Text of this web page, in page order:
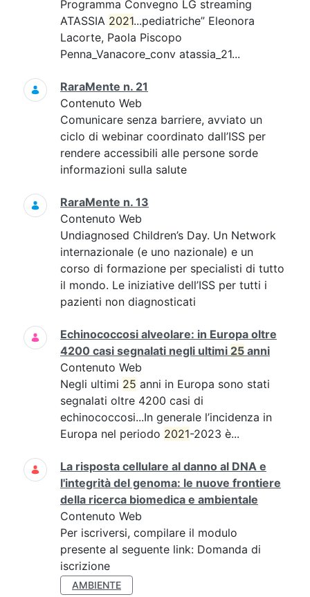
Programma Convegno LG streaming
ATASSIA 2021...pediatriche” Eleonora
Lacorte, Paola Piscopo
Penna_Vanacore_conv atassia_21...
RaraMente n. 21
Contenuto Web
Comunicare senza barriere, avviato un
ciclo di webinar coordinato dall’ISS per
rendere accessibili alle persone sorde
informazioni sulla salute
RaraMente n. 13
Contenuto Web
Undiagnosed Children’s Day. Un Network
internazionale (e uno nazionale) e un
corso di formazione per specialisti di tutto
il mondo. Le iniziative dell’ISS per tutti i
pazienti non diagnosticati
Echinococcosi alveolare: in Europa oltre
4200 casi segnalati negli ultimi 25 anni
Contenuto Web
Negli ultimi 25 anni in Europa sono stati
segnalati oltre 4200 casi di
echinococcosi...In generale l’incidenza in
Europa nel periodo 2021-2023 è...
La risposta cellulare al danno al DNA e
l'integrità del genoma: le nuove frontiere
della ricerca biomedica e ambientale
Contenuto Web
Per iscriversi, compilare il modulo
presente al seguente link: Domanda di
iscrizione
AMBIENTE